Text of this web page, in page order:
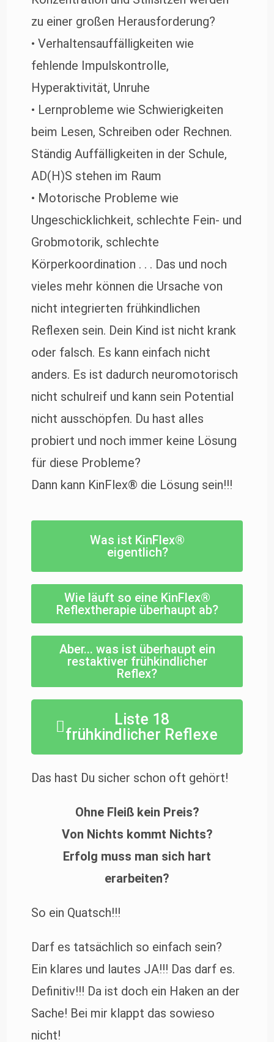
zu einer großen Herausforderung?
• Verhaltensauffälligkeiten wie
fehlende Impulskontrolle,
Hyperaktivität, Unruhe
• Lernprobleme wie Schwierigkeiten
beim Lesen, Schreiben oder Rechnen.
Ständig Auffälligkeiten in der Schule,
AD(H)S stehen im Raum
• Motorische Probleme wie
Ungeschicklichkeit, schlechte Fein- und
Grobmotorik, schlechte
Körperkoordination . . . Das und noch
vieles mehr können die Ursache von
nicht integrierten frühkindlichen
Reflexen sein. Dein Kind ist nicht krank
oder falsch. Es kann einfach nicht
anders. Es ist dadurch neuromotorisch
nicht schulreif und kann sein Potential
nicht ausschöpfen. Du hast alles
probiert und noch immer keine Lösung
für diese Probleme?
Dann kann KinFlex® die Lösung sein!!!
Was ist KinFlex®
eigentlich?
Wie läuft so eine KinFlex®
Reflextherapie überhaupt ab?
Aber... was ist überhaupt ein
restaktiver frühkindlicher
Reflex?
Liste 18
frühkindlicher Reflexe
Das hast Du sicher schon oft gehört!
Ohne Fleiß kein Preis?
Von Nichts kommt Nichts?
Erfolg muss man sich hart
erarbeiten?
So ein Quatsch!!!
Darf es tatsächlich so einfach sein?
Ein klares und lautes JA!!! Das darf es.
Definitiv!!! Da ist doch ein Haken an der
Sache! Bei mir klappt das sowieso
nicht!